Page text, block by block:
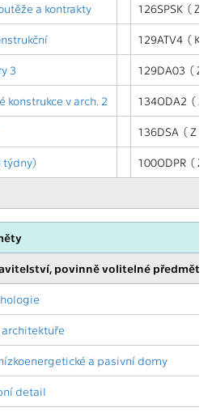
a kontrakty 126SPSK ( Z )
129ATV4 ( KZ
3 129DA03 ( ZK
konstrukce v arch. 2 134ODA2 (
136DSA ( Z )
týdny) 100ODPR ( Z )
povinně volitelné předměty,
a pasivní domy
detail